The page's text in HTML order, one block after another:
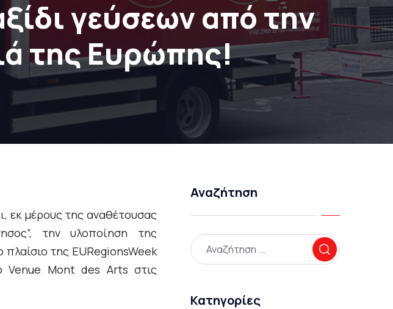
γεύσεων από την
της Ευρώπης!
εκ μέρους της αναθέτουσας
την υλοποίηση της
πλαίσιο της EURegionsWeek
Venue Mont des Arts στις
Αναζήτηση
Κατηγορίες